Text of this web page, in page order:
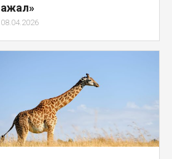
ажал»
08.04.2026